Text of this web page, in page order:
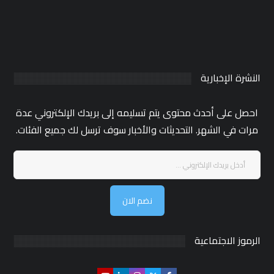
النشرة الإخبارية
احصل على أحدث محتوى يتم تسليمه إلى بريدك الإلكتروني عدة
مرات في الشهر. التحديثات والأخبار سوف ترسل لك جميع الفئات.
نضم الان
الرموز الاجتماعية